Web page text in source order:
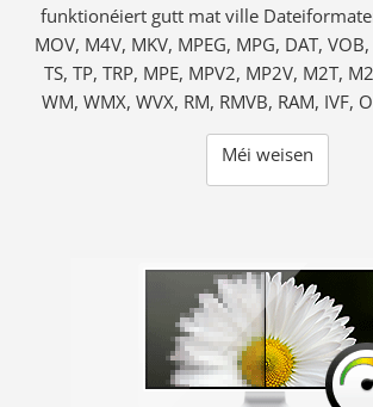
funktionéiert gutt mat ville
MOV, M4V, MKV, MPEG, MPG, DAT, VOB,
TS, TP, TRP, MPE, MPV2, MP2V, M2T,
WM, WMX, WVX, RM, RMVB, RAM, IVF,
Méi weisen